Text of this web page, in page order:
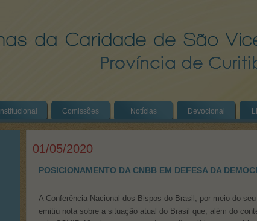
Institucional Comissões Notícias Devocional
01/05/2020
POSICIONAMENTO DA CNBB EM DEFESA DA
A Conferência Nacional dos Bispos do Brasil, por meio do
emitiu nota sobre a situação atual do Brasil que, além do